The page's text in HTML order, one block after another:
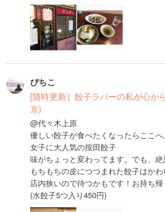
ぴちこ
[随時更新］餃子ラバーの私が心か
京)
@代々木上原
優しい餃子が食べたくなったらここへ。
女子に大人気の按田餃子
味がちょっと変わってます。でも、絶
もちもちの皮につつまれた餃子はかわ
店内狭いので待つかもです！お持ち帰
(水餃子5つ入り450円)